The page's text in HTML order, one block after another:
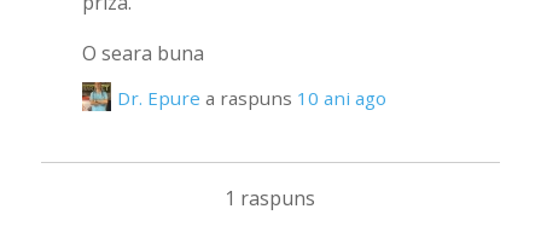
O seara buna
Dr. Epure a raspuns 10 ani ago
1 raspuns